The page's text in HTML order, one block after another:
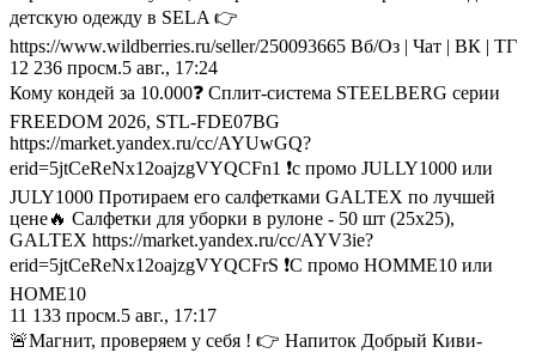
детскую одежду в SELA 👉
https://www.wildberries.ru/seller/250093665 Вб/Оз | Чат | ВК | ТГ
12 236 просм.5 авг., 17:24
Кому кондей за 10.000❓ Cплит-система STEELBERG серии
FREEDOM 2026, STL-FDE07BG
https://market.yandex.ru/cc/AYUwGQ?
erid=5jtCeReNx12oajzgVYQCFn1 ❗с промо JULLY1000 или
JULY1000 Протираем его салфетками GALTEX по лучшей
цене🔥 Салфетки для уборки в рулоне - 50 шт (25х25),
GALTEX https://market.yandex.ru/cc/AYV3ie?
erid=5jtCeReNx12oajzgVYQCFrS ❗С промо HOMME10 или
HOME10
11 133 просм.5 авг., 17:17
🚨Магнит, проверяем у себя ! 👉 Напиток Добрый Киви-